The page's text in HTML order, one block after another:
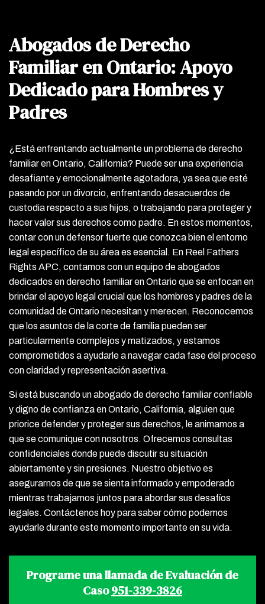
Abogados de Derecho
Familiar en Ontario: Apoyo
Dedicado para Hombres y
Padres
¿Está enfrentando actualmente un problema de derecho
familiar en Ontario, California? Puede ser una experiencia
desafiante y emocionalmente agotadora, ya sea que esté
pasando por un divorcio, enfrentando desacuerdos de
custodia respecto a sus hijos, o trabajando para proteger y
hacer valer sus derechos como padre. En estos momentos,
contar con un defensor fuerte que conozca bien el entorno
legal específico de su área es esencial. En Reel Fathers
Rights APC, contamos con un equipo de abogados
dedicados en derecho familiar en Ontario que se enfocan en
brindar el apoyo legal crucial que los hombres y padres de la
comunidad de Ontario necesitan y merecen. Reconocemos
que los asuntos de la corte de familia pueden ser
particularmente complejos y matizados, y estamos
comprometidos a ayudarle a navegar cada fase del proceso
con claridad y representación asertiva.
Si está buscando un abogado de derecho familiar confiable
y digno de confianza en Ontario, California, alguien que
priorice defender y proteger sus derechos, le animamos a
que se comunique con nosotros. Ofrecemos consultas
confidenciales donde puede discutir su situación
abiertamente y sin presiones. Nuestro objetivo es
asegurarnos de que se sienta informado y empoderado
mientras trabajamos juntos para abordar sus desafíos
legales. Contáctenos hoy para saber cómo podemos
ayudarle durante este momento importante en su vida.
Programe una llamada de Evaluación de
Caso951-339-3826